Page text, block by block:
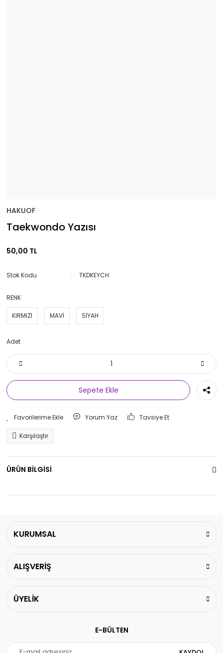
HAKUOF
Taekwondo Yazısı
50,00 TL
Stok Kodu TKDKEYCH
RENK
KIRMIZI MAVİ SİYAH
Adet
Sepete Ekle
Yorum Yaz Tavsiye Et
Karşılaştır
ÜRÜN BİLGİSİ
KURUMSAL
ALIŞVERİŞ
ÜYELİK
E-BÜLTEN